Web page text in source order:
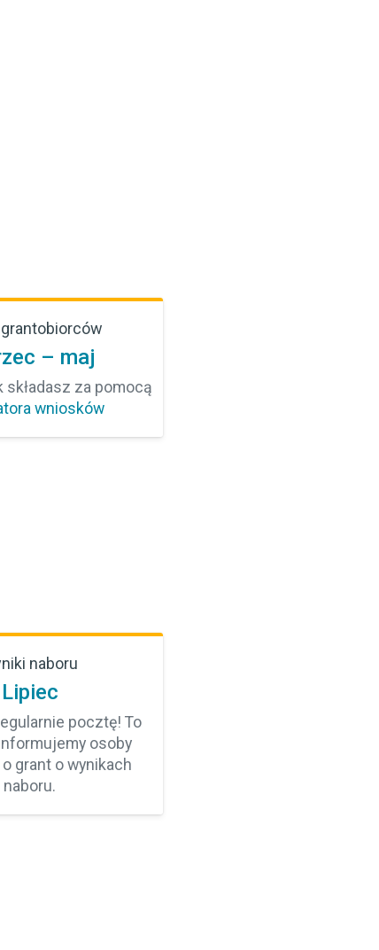
– maj
składasz za pomocą
wniosków
naboru
Lipiec
pocztę! To
osoby
grant o wynikach
naboru.